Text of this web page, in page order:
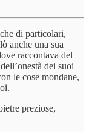
di particolari,
anche una sua
raccontava del
dei suoi
le cose mondane,
preziose,